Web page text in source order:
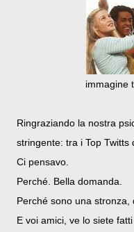
immagine
Ringraziando la nostra
stringente: tra i Top Twitts
Ci pensavo.
Perché. Bella domanda.
Perché sono una stronza,
E voi amici, ve lo siete